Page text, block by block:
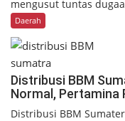
mengusut tuntas
Daerah
Distribusi BBM
Normal, Pertamina
Distribusi BBM